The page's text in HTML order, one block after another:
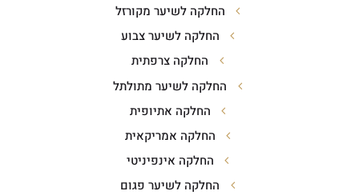
החלקה לשיער מקורזל
החלקה לשיער צבוע
החלקה צרפתית
החלקה לשיער מתולתל
החלקה אתיופית
החלקה אמריקאית
החלקה אינפיניטי
החלקה לשיער פגום